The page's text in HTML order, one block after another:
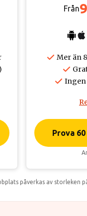
Från
Mer än
Ingen
Prova
påverkas av storleken